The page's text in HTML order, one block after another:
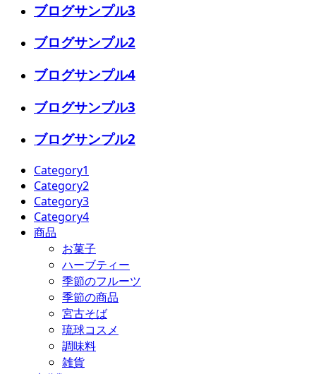
ブログサンプル3
ブログサンプル2
ブログサンプル4
ブログサンプル3
ブログサンプル2
Category1
Category2
Category3
Category4
商品
お菓子
ハーブティー
季節のフルーツ
季節の商品
宮古そば
琉球コスメ
調味料
雑貨